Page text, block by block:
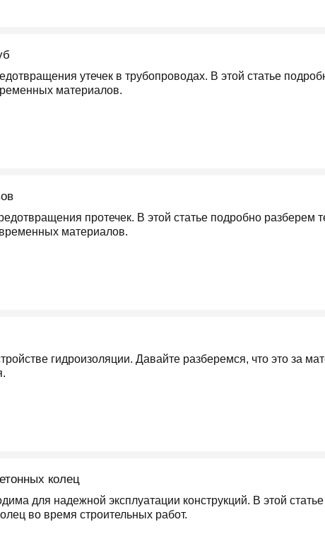
утечек в трубопроводах. В этой статье
материалов.
протечек. В этой статье подробно разберем
материалов.
гидроизоляции. Давайте разберемся, что это за
колец
для надежной эксплуатации конструкций. В этой
во время строительных работ.